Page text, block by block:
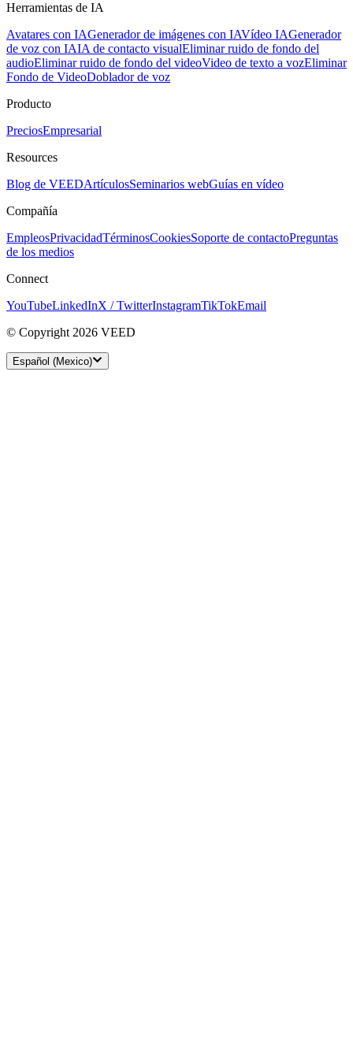
Herramientas de IA
Avatares con IAGenerador de imágenes con IAVídeo IAGenerador
de voz con IAIA de contacto visualEliminar ruido de fondo del
audioEliminar ruido de fondo del videoVideo de texto a vozEliminar
Fondo de VideoDoblador de voz
Producto
PreciosEmpresarial
Resources
Blog de VEEDArtículosSeminarios webGuías en vídeo
Compañía
EmpleosPrivacidadTérminosCookiesSoporte de contactoPreguntas
de los medios
Connect
YouTubeLinkedInX / TwitterInstagramTikTokEmail
© Copyright 2026 VEED
Español (Mexico)